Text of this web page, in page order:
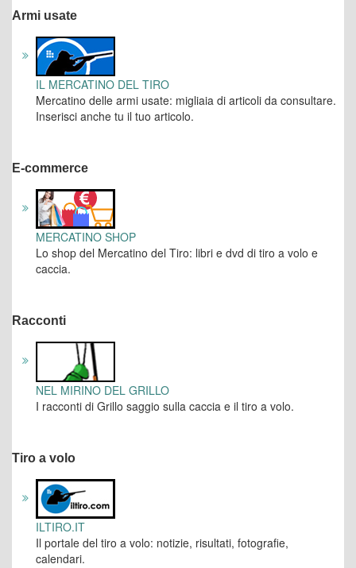
Armi usate
IL MERCATINO DEL TIRO
Mercatino delle armi usate: migliaia di articoli da consultare.
Inserisci anche tu il tuo articolo.
E-commerce
MERCATINO SHOP
Lo shop del Mercatino del Tiro: libri e dvd di tiro a volo e
caccia.
Racconti
NEL MIRINO DEL GRILLO
I racconti di Grillo saggio sulla caccia e il tiro a volo.
Tiro a volo
ILTIRO.IT
Il portale del tiro a volo: notizie, risultati, fotografie,
calendari.